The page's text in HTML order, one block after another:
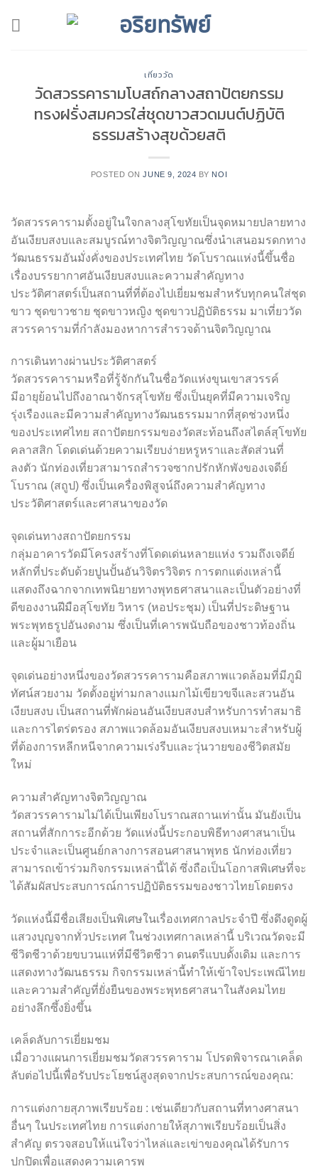
เที่ยววัด
วัดสวรรคารามโบสถ์กลางสถาปัตยกรรม
ทรงฝรั่งสมควรใส่ชุดขาวสวดมนต์ปฏิบัติ
ธรรมสร้างสุขด้วยสติ
POSTED ONJUNE 9, 2024 BY NOI
วัดสวรรคารามตั้งอยู่ในใจกลางสุโขทัยเป็นจุดหมายปลายทาง
อันเงียบสงบและสมบูรณ์ทางจิตวิญญาณซึ่งนำเสนอมรดกทาง
วัฒนธรรมอันมั่งคั่งของประเทศไทย วัดโบราณแห่งนี้ขึ้นชื่อ
เรื่องบรรยากาศอันเงียบสงบและความสำคัญทาง
ประวัติศาสตร์เป็นสถานที่ที่ต้องไปเยี่ยมชมสำหรับทุกคนใส่ชุด
ขาว ชุดขาวชาย ชุดขาวหญิง ชุดขาวปฏิบัติธรรม มาเที่ยววัด
สวรรคารามที่กำลังมองหาการสำรวจด้านจิตวิญญาณ
การเดินทางผ่านประวัติศาสตร์
วัดสวรรคารามหรือที่รู้จักกันในชื่อวัดแห่งขุนเขาสวรรค์
มีอายุย้อนไปถึงอาณาจักรสุโขทัย ซึ่งเป็นยุคที่มีความเจริญ
รุ่งเรืองและมีความสำคัญทางวัฒนธรรมมากที่สุดช่วงหนึ่ง
ของประเทศไทย สถาปัตยกรรมของวัดสะท้อนถึงสไตล์สุโขทัย
คลาสสิก โดดเด่นด้วยความเรียบง่ายหรูหราและสัดส่วนที่
ลงตัว นักท่องเที่ยวสามารถสำรวจซากปรักหักพังของเจดีย์
โบราณ (สถูป) ซึ่งเป็นเครื่องพิสูจน์ถึงความสำคัญทาง
ประวัติศาสตร์และศาสนาของวัด
จุดเด่นทางสถาปัตยกรรม
กลุ่มอาคารวัดมีโครงสร้างที่โดดเด่นหลายแห่ง รวมถึงเจดีย์
หลักที่ประดับด้วยปูนปั้นอันวิจิตรวิจิตร การตกแต่งเหล่านี้
แสดงถึงฉากจากเทพนิยายทางพุทธศาสนาและเป็นตัวอย่างที่
ดีของงานฝีมือสุโขทัย วิหาร (หอประชุม) เป็นที่ประดิษฐาน
พระพุทธรูปอันงดงาม ซึ่งเป็นที่เคารพนับถือของชาวท้องถิ่น
และผู้มาเยือน
จุดเด่นอย่างหนึ่งของวัดสวรรคารามคือสภาพแวดล้อมที่มีภูมิ
ทัศน์สวยงาม วัดตั้งอยู่ท่ามกลางแมกไม้เขียวขจีและสวนอัน
เงียบสงบ เป็นสถานที่พักผ่อนอันเงียบสงบสำหรับการทำสมาธิ
และการไตร่ตรอง สภาพแวดล้อมอันเงียบสงบเหมาะสำหรับผู้
ที่ต้องการหลีกหนีจากความเร่งรีบและวุ่นวายของชีวิตสมัย
ใหม่
ความสำคัญทางจิตวิญญาณ
วัดสวรรคารามไม่ได้เป็นเพียงโบราณสถานเท่านั้น มันยังเป็น
สถานที่สักการะอีกด้วย วัดแห่งนี้ประกอบพิธีทางศาสนาเป็น
ประจำและเป็นศูนย์กลางการสอนศาสนาพุทธ นักท่องเที่ยว
สามารถเข้าร่วมกิจกรรมเหล่านี้ได้ ซึ่งถือเป็นโอกาสพิเศษที่จะ
ได้สัมผัสประสบการณ์การปฏิบัติธรรมของชาวไทยโดยตรง
วัดแห่งนี้มีชื่อเสียงเป็นพิเศษในเรื่องเทศกาลประจำปี ซึ่งดึงดูดผู้
แสวงบุญจากทั่วประเทศ ในช่วงเทศกาลเหล่านี้ บริเวณวัดจะมี
ชีวิตชีวาด้วยขบวนแห่ที่มีชีวิตชีวา ดนตรีแบบดั้งเดิม และการ
แสดงทางวัฒนธรรม กิจกรรมเหล่านี้ทำให้เข้าใจประเพณีไทย
และความสำคัญที่ยั่งยืนของพระพุทธศาสนาในสังคมไทย
อย่างลึกซึ้งยิ่งขึ้น
เคล็ดลับการเยี่ยมชม
เมื่อวางแผนการเยี่ยมชมวัดสวรรคาราม โปรดพิจารณาเคล็ด
ลับต่อไปนี้เพื่อรับประโยชน์สูงสุดจากประสบการณ์ของคุณ:
การแต่งกายสุภาพเรียบร้อย : เช่นเดียวกับสถานที่ทางศาสนา
อื่นๆ ในประเทศไทย การแต่งกายให้สุภาพเรียบร้อยเป็นสิ่ง
สำคัญ ตรวจสอบให้แน่ใจว่าไหล่และเข่าของคุณได้รับการ
ปกปิดเพื่อแสดงความเคารพ